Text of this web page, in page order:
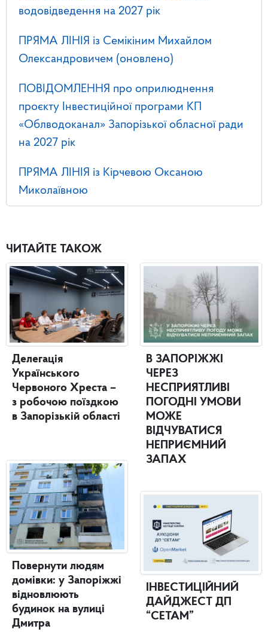
водовідведення на 2027 рік
ПРЯМА ЛІНІЯ із Семікіним Михайлом
Олександровичем (оновлено)
ПОВІДОМЛЕННЯ про оприлюднення
проєкту Інвестиційної програми КП
«Облводоканал» Запорізької обласної ради
на 2027 рік
ПРЯМА ЛІНІЯ із Кірчевою Оксаною
Миколаївною
ЧИТАЙТЕ ТАКОЖ
Делегація
Українського
Червоного Хреста –
з робочою поїздкою
в Запорізькій області
Повернути людям
домівки: у Запоріжжі
відновлюють
будинок на вулиці
Дмитра
В ЗАПОРІЖЖІ
ЧЕРЕЗ
НЕСПРИЯТЛИВІ
ПОГОДНІ УМОВИ
МОЖЕ
ВІДЧУВАТИСЯ
НЕПРИЄМНИЙ
ЗАПАХ
ІНВЕСТИЦІЙНИЙ
ДАЙДЖЕСТ ДП
“СЕТАМ”